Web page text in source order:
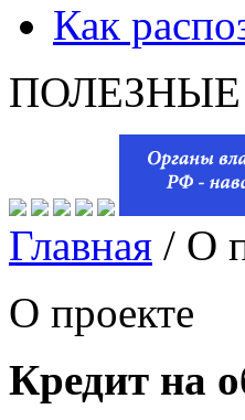
Как
Главная / О
О проекте
Кредит на